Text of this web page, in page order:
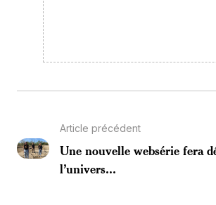
Article précédent
Une nouvelle websérie fera
l’univers...